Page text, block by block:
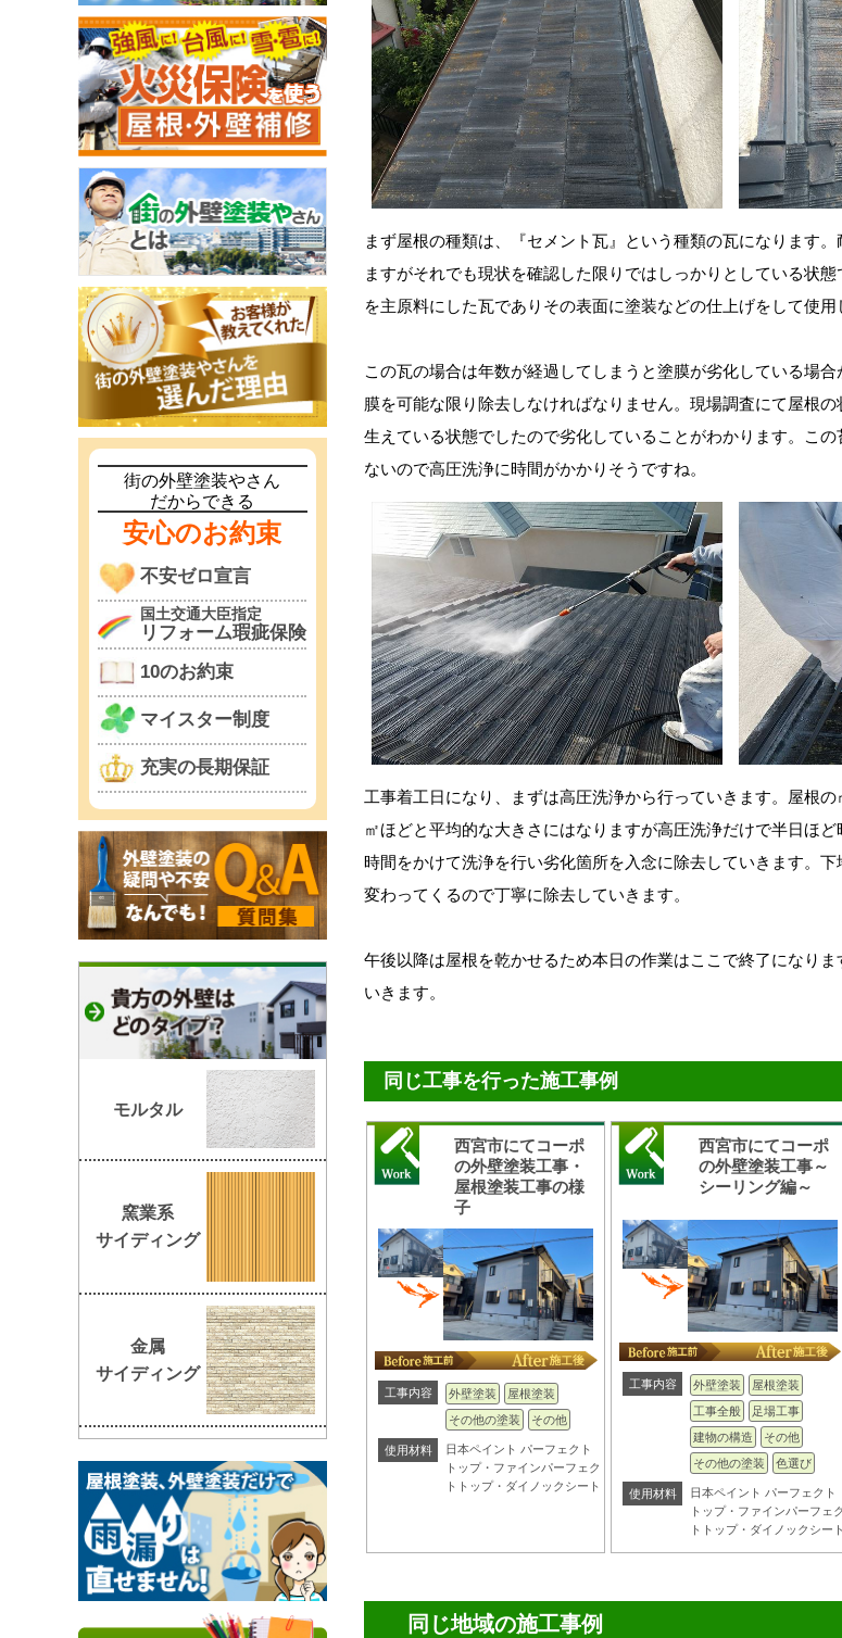
まず屋根の種類は、『セメント瓦』という種類の瓦になります
ますがそれでも現状を確認した限りではしっかりとしている状
を主原料にした瓦でありその表面に塗装などの仕上げをして使用
この瓦の場合は年数が経過してしまうと塗膜が劣化している場
膜を可能な限り除去しなければなりません。現場調査にて屋根
生えている状態でしたので劣化していることがわかります。こ
ないので高圧洗浄に時間がかかりそうですね。
工事着工日になり、まずは高圧洗浄から行っていきます。屋根
㎡ほどと平均的な大きさにはなりますが高圧洗浄だけで半日ほど
時間をかけて洗浄を行い劣化箇所を入念に除去していきます。
変わってくるので丁寧に除去していきます。
午後以降は屋根を乾かせるため本日の作業はここで終了になり
いきます。
同じ工事を行った施工事例
西宮市にてコーポ
の外壁塗装工事・
屋根塗装工事の様
子
工事内容 外壁塗装
屋根塗装
その他の塗装
その他
使用材料
日本ペイント パーフェクト
トップ・ファインパーフェク
トトップ・ダイノックシート
西宮市にてコーポ
の外壁塗装工事～
シーリング編～
工事内容 外壁塗装
屋根塗装
工事全般
足場工事
建物の構造
その他
その他の塗装
色選び
使用材料
日本ペイント パーフェクト
トップ・ファインパーフェク
トトップ・ダイノックシート
同じ地域の施工事例
街の外壁塗装やさん
だからできる
安心のお約束
不安ゼロ宣言
国土交通大臣指定
リフォーム瑕疵保険
10のお約束
マイスター制度
充実の長期保証
モルタル
窯業系
サイディング
金属
サイディング